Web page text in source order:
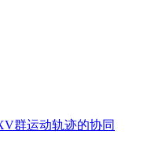
群运动轨迹的协同